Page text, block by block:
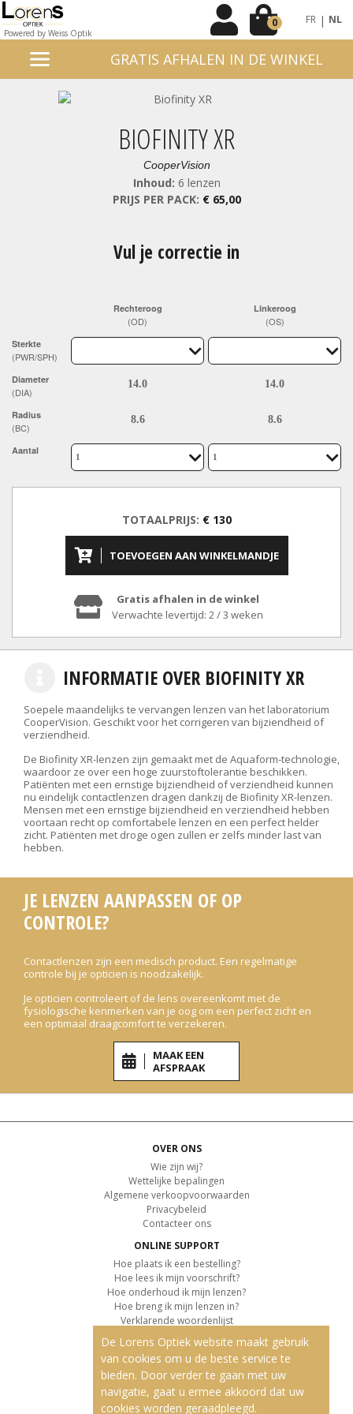
Powered by Weiss Optik
0 FR | NL
GRATIS AFHALEN IN DE WINKEL
BIOFINITY XR
CooperVision
Inhoud: 6 lenzen
PRIJS PER PACK: € 65,00
Vul je correctie in
Sterkte
(PWR/SPH)
Diameter
(DIA)
Radius
(BC)
Aantal
Rechteroog
(OD)
Linkeroog
(OS)
TOTAALPRIJS: € 130
TOEVOEGEN AAN WINKELMANDJE
Gratis afhalen in de winkel
Verwachte levertijd: 2 / 3 weken
INFORMATIE OVER BIOFINITY XR
Soepele maandelijks te vervangen lenzen van het laboratorium
CooperVision. Geschikt voor het corrigeren van bijziendheid of
verziendheid.
De Biofinity XR-lenzen zijn gemaakt met de Aquaform-technologie,
waardoor ze over een hoge zuurstoftolerantie beschikken.
Patiënten met een ernstige bijziendheid of verziendheid kunnen
nu eindelijk contactlenzen dragen dankzij de Biofinity XR-lenzen.
Mensen met een ernstige bijziendheid en verziendheid hebben
voortaan recht op comfortabele lenzen en een perfect helder
zicht. Patiënten met droge ogen zullen er zelfs minder last van
hebben.
JE LENZEN AANPASSEN OF OP
CONTROLE?
Contactlenzen zijn een medisch product. Een regelmatige
controle bij je opticien is noodzakelijk.
Je opticien controleert of de lens overeenkomt met de
fysiologische kenmerken van je oog om een perfect zicht en
een optimaal draagcomfort te verzekeren.
MAAK EEN
AFSPRAAK
OVER ONS
Wie zijn wij?
Wettelijke bepalingen
Algemene verkoopvoorwaarden
Privacybeleid
Contacteer ons
ONLINE SUPPORT
Hoe plaats ik een bestelling?
Hoe lees ik mijn voorschrift?
Hoe onderhoud ik mijn lenzen?
Hoe breng ik mijn lenzen in?
Verklarende woordenlijst
KLANTENSERVICE
Informatie over de levering
Informatie over de betaling
Retourvoorwaarden
ONZE PRODUCTEN
De Lorens Optiek website maakt gebruik
van cookies om u de beste service te
bieden. Door verder te gaan met uw
navigatie, gaat u ermee akkoord dat uw
cookies worden geraadpleegd.